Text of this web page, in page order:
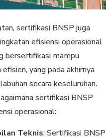
sertifikasi BNSP juga
efisiensi operasional
bersertifikasi mampu
yang pada akhirnya
secara keseluruhan.
sertifikasi BNSP
operasional:
Teknis: Sertifikasi BNSP